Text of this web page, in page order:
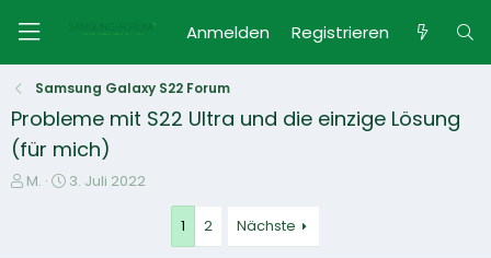
Anmelden Registrieren
Samsung Galaxy S22 Forum
Probleme mit S22 Ultra und die einzige Lösung
(für mich)
E
M.
E
3. Juli 2022
1 2 Nächste